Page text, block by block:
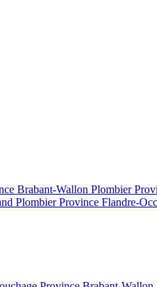
Brabant-Wallon Plombier
Plombier Province Flandre-